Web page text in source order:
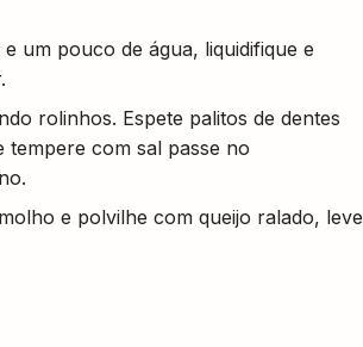
um pouco de água, liquidifique e
rolinhos. Espete palitos de dentes
com sal passe no
e polvilhe com queijo ralado, leve